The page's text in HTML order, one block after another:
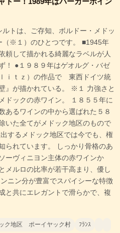
トは、ご存知、ボルドー・メドッ
（※１）のひとつです。 ■1945年
頼して描かれる綺麗なラベルが人
！ ●１９８９年はゲオルグ・バゼ
ｉｔｚ）の作品で 東西ドイツ統
』が描かれている。 ※１ 力強さと
ドックの赤ワイン。 １８５５年に
あるワインの中から選ばれた５８
いた全てがメドック地区のもので
するメドック地区では今でも、権
られています。 しっかり骨格のあ
ーヴィニヨン主体の赤ワインか
メルロの比率が若干高まり、優し
ニン分が豊富でスパイシーな特徴
と共にエレガントで滑らかで、複
ク地区 ポーイヤック村 ﾌﾗﾝｽ